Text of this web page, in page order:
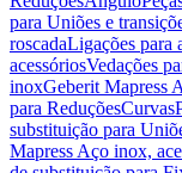
para Uniões e
roscadaLigações para
acessóriosVedações
inoxGeberit Mapress
para ReduçõesCurvas
substituição para
Mapress Aço inox,